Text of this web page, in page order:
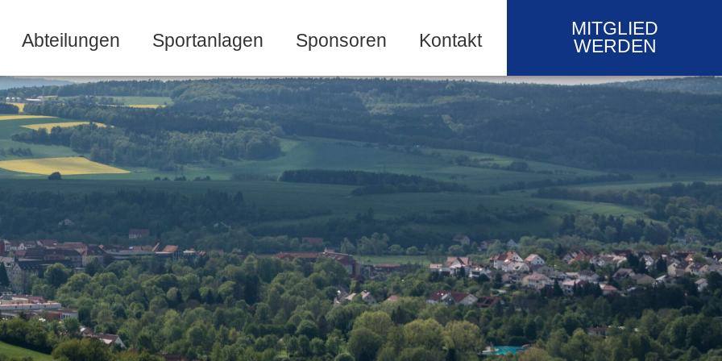
Abteilungen Sportanlagen Sponsoren Kontakt
MITGLIED
WERDEN